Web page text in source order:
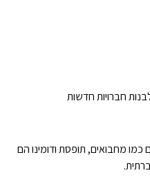
חברויות חדשות
מחבואים, תופסת ודומינו הם